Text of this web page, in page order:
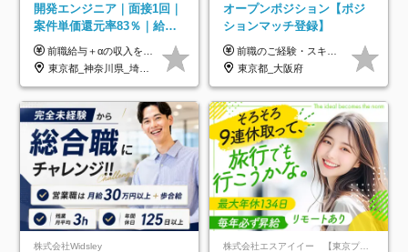
開発エンジニア｜面接1回｜
案件単価還元率83％｜給与
UP保証｜年休140日｜在宅
利用率9割｜独立支援・副業
制度
前職給与＋αの収入を保証 月給42万円～120万円＋各種手当＋賞与 給与基準が明確かつ高還元です。 一人ひとりが安定した環境のもと、長く活躍できる職場を目指しています。 ※平均年収650万円 ・還元率83％ ・各種手当について 職能手当／職務手当／資格手当／営業手当 など ※前職での経験・能力、給与などを考慮の上、当社規定により優遇いたします ※試用期間あり（3ヶ月／期間中の条件に変動はありません） ※上記金額には固定残業代（78,948円～225,564円/月30時間分）を含みます 超過分は別途全額支給いたします ・年収UPを保証 過去には転職時に〈年収200万円UP〉したエンジニアも在籍しています。入社時だけでなく、入社後も安心の給与水準で働ける環境です。キャリアや技術力が正当に評価されていないと感じていたら、一度面接でお話ししましょう！ 当社では管理職の人数は最低限にし、無駄な管理をしません。その費用削減分を社員の給与に還元しています！
東京都_神奈川県_埼玉県_千葉県_大阪府_愛知県_北海道_青森県_岩手県_宮城県_秋田県_山形県_福島県_茨城県_栃木県_群馬県_新潟県_山梨県_長野県_富山県_石川県_福井県_静岡県_岐阜県_三重県_兵庫県_京都府_滋賀県_奈良県_和歌山県_広島県_岡山県_鳥取県_島根県_山口県_徳島県_香川県_愛媛県_高知県_福岡県_熊本県_佐賀県_長崎県_大分県_宮崎県_鹿児島県_沖縄県
オープンポジション【ポジ
ションマッチ登録】
前職のご経験・スキル等を考慮して決定します。
東京都_大阪府
株式会社Widsley 株式会社エスアイイー 【東京プロマーケット上場】